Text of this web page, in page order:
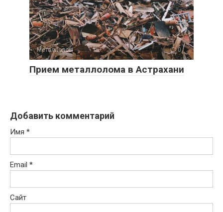
Металлолом 0
Прием металлолома в Астрахани
Добавить комментарий
Имя *
Email *
Сайт